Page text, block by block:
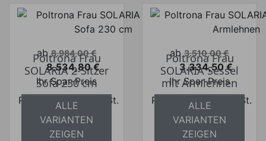
Verkaufspreis
ab 8.984,00 €
Preis
8.534,80 €
Ihr Spar-Preis
Preise inkl. ges. MwSt.
absolut
versandkostenfrei
Poltrona Frau
SOLARIA 2-Sitzer
Sofa 230 cm
ALLE
VARIANTEN
ZEIGEN
Verkaufspreis
ab 3.510,00 €
Preis
3.334,50 €
Ihr Spar-Preis
Preise inkl. ges. MwSt.
absolut
versandkostenfrei
Poltrona Frau
SOLARIA Sessel
mit Armlehnen
ALLE
VARIANTEN
ZEIGEN